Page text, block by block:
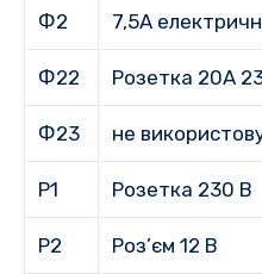
Ф2 7,5A
Ф22 Розетка 20А
Ф23 не
Р1 Розетка 230 В
Р2 Роз’єм 12 В